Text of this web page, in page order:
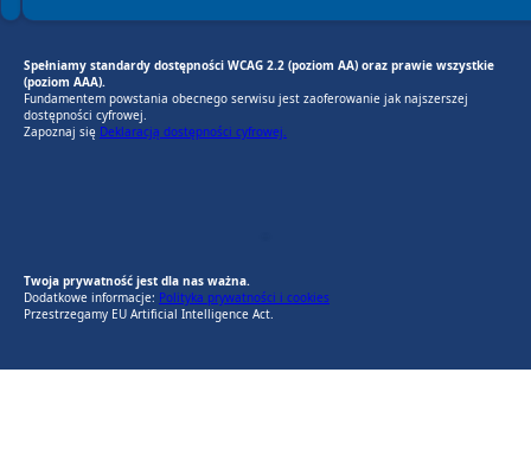
Spełniamy standardy dostępności WCAG 2.2 (poziom AA) oraz prawie wszystkie
(poziom AAA).
Fundamentem powstania obecnego serwisu jest zaoferowanie jak najszerszej
dostępności cyfrowej.
Zapoznaj się Deklaracją dostępności cyfrowej.
Twoja prywatność jest dla nas ważna.
Dodatkowe informacje: Polityka prywatności i cookies
Przestrzegamy EU Artificial Intelligence Act.